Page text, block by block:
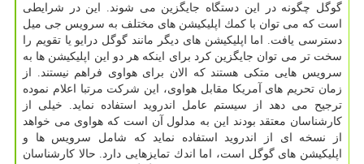
گوگل چگونه در این دستگاه جایگزین می شوند. این در شرایطی
است كه می توان با كمك اپلیكیشن های مختلف به سرویس جی میل
دسترسی یافت. اما اپلیكیشن های دیگر مانند گوگل درایو یا تقویم را
سخت تر می توان جایگزین كرد برای اینكه هر دو این اپلیكیشن ها به
سرویس هایی متكی هستند كه الان برای هواوی فراهم نیستند. از
زمان تحریم های آمریكا مقابل هواوی، این شركت مرتبا اعلام نموده
ترجیح می دهد از سیستم عامل اندروید استفاده نماید. خیلی از
كارشناسان معتقد بودند این به مدلول آن است كه هواوی می خواهد
از نسخه ای از اندروید استفاده نماید كه شامل سرویس ها و
اپلیكیشن های گوگل است، اما اندك تمایزهایی دارد. حالا كارشناسان